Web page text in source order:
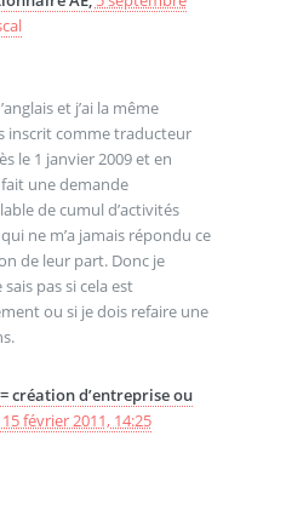
et j’ai la même
inscrit comme traducteur
le 1 janvier 2009 et en
une demande
de cumul d’activités
ne m’a jamais répondu ce
de leur part. Donc je
pas si cela est
ou si je dois refaire une
création d’entreprise ou
15 février 2011, 14:25